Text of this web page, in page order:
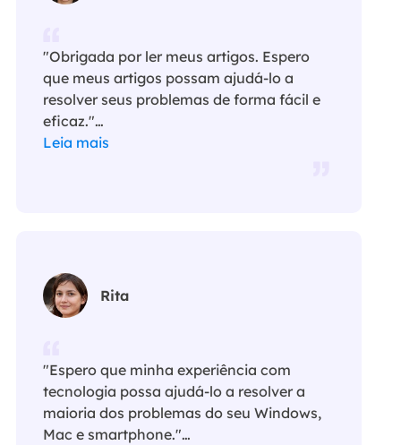
"Obrigada por ler meus artigos. Espero
que meus artigos possam ajudá-lo a
resolver seus problemas de forma fácil e
eficaz."…
Leia mais
Rita
"Espero que minha experiência com
tecnologia possa ajudá-lo a resolver a
maioria dos problemas do seu Windows,
Mac e smartphone."…